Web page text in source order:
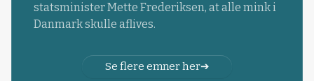
statsminister Mette Frederiksen, at alle mink i
Danmark skulle aflives.
Se flere emner her